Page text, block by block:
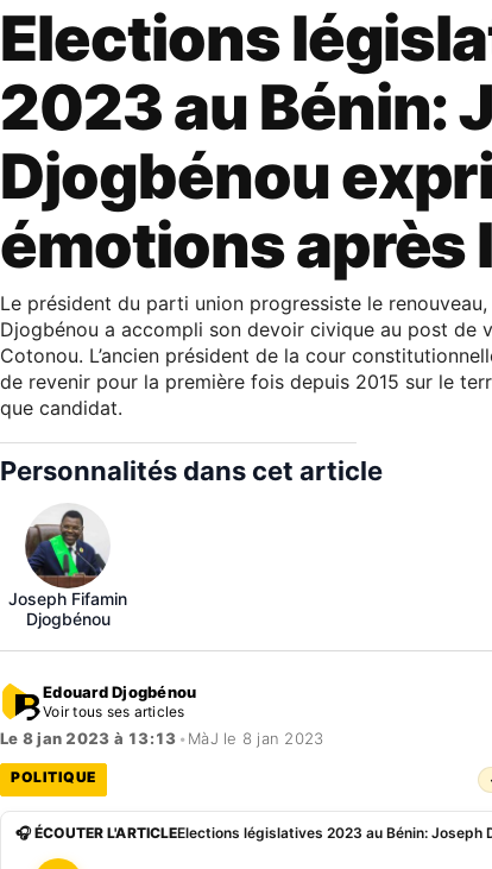
Elections
2023 au Bénin:
Djogbénou
émotions après
Le président du parti union progressiste le
Djogbénou a accompli son devoir civique au post de
Cotonou. L’ancien président de la cour
de revenir pour la première fois depuis 2015 sur le
que candidat.
Personnalités dans cet article
Joseph Fifamin
Djogbénou
Edouard Djogbénou
Voir tous ses articles
Le 8 jan 2023 à 13:13 • MàJ le 8 jan 2023
POLITIQUE
🎧 ÉCOUTER L'ARTICLE